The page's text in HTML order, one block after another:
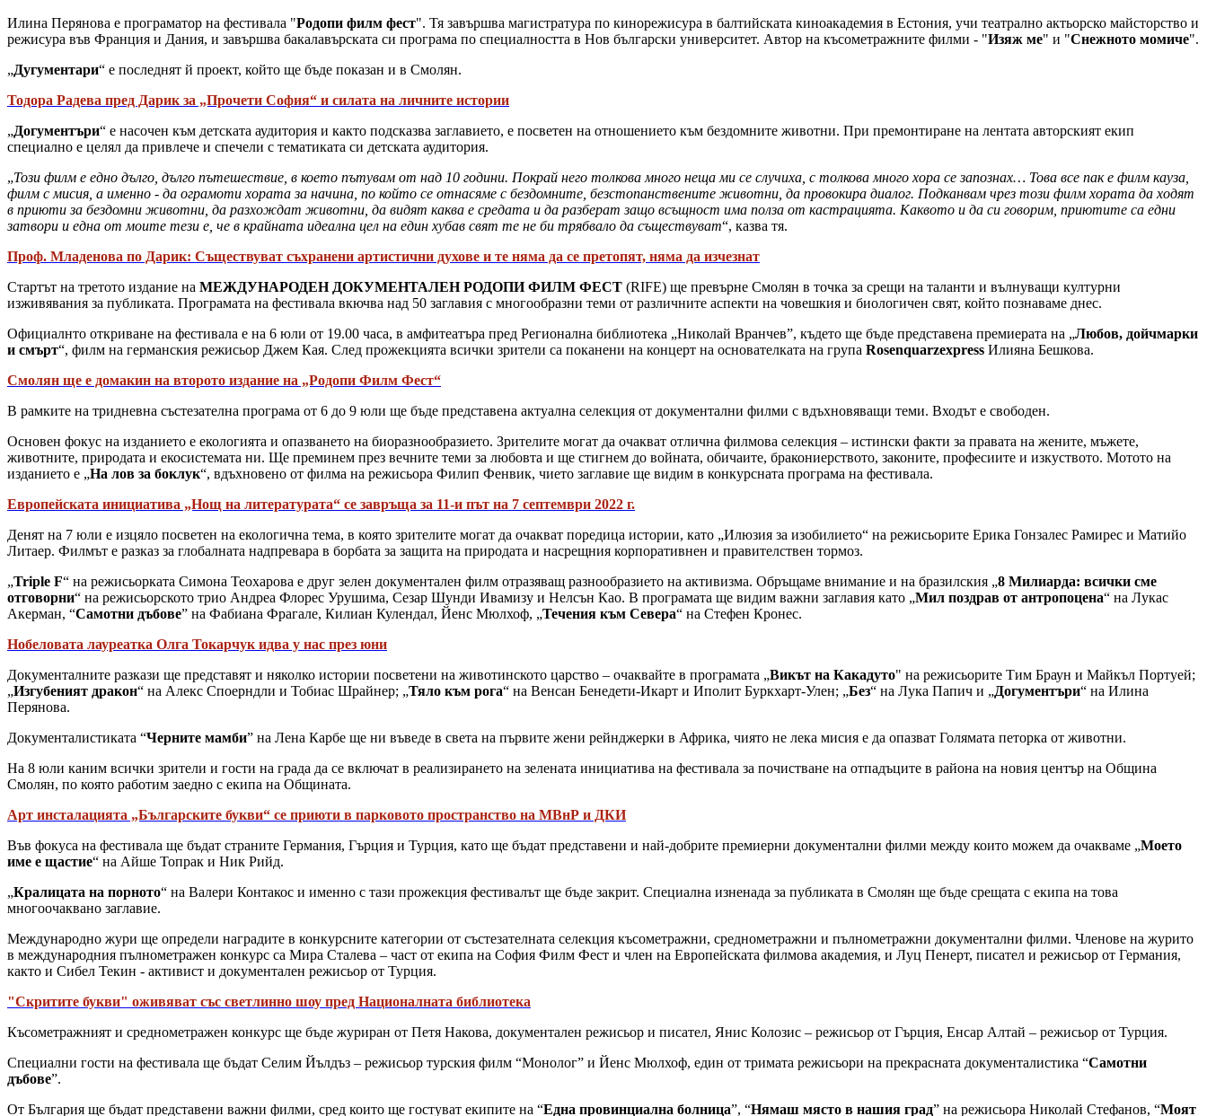
Илина Перянова е програматор на фестивала "Родопи филм фест". Тя завършва магистратура по кинорежисура в балтийската киноакадемия в Естония, учи театрално актьорско майсторство и
режисура във Франция и Дания, и завършва бакалавърската си програма по специалността в Нов български университет. Автор на късометражните филми - "Изяж ме" и "Снежното момиче".
„Дугументари“ е последнят й проект, който ще бъде показан и в Смолян.
Тодора Радева пред Дарик за „Прочети София“ и силата на личните истории
„Догументъри“ е насочен към детската аудитория и както подсказва заглавието, е посветен на отношението към бездомните животни. При премонтиране на лентата авторският екип
специално е целял да привлече и спечели с тематиката си детската аудитория.
„Този филм е едно дълго, дълго пътешествие, в което пътувам от над 10 години. Покрай него толкова много неща ми се случиха, с толкова много хора се запознах… Това все пак е филм кауза,
филм с мисия, а именно - да ограмоти хората за начина, по който се отнасяме с бездомните, безстопанствените животни, да провокира диалог. Подканвам чрез този филм хората да ходят
в приюти за бездомни животни, да разхождат животни, да видят каква е средата и да разберат защо всъщност има полза от кастрацията. Каквото и да си говорим, приютите са едни
затвори и една от моите тези е, че в крайната идеална цел на един хубав свят те не би трябвало да съществуват“, казва тя.
Проф. Младенова по Дарик: Съществуват съхранени артистични духове и те няма да се претопят, няма да изчезнат
Стартът на третото издание на МЕЖДУНАРОДЕН ДОКУМЕНТАЛЕН РОДОПИ ФИЛМ ФЕСТ (RIFE) ще превърне Смолян в точка за срещи на таланти и вълнуващи културни
изживявания за публиката. Програмата на фестивала вкючва над 50 заглавия с многообразни теми от различните аспекти на човешкия и биологичен свят, който познаваме днес.
Официалнто откриване на фестивала е на 6 юли от 19.00 часа, в амфитеатъра пред Регионална библиотека „Николай Вранчев”, където ще бъде представена премиерата на „Любов, дойчмарки
и смърт“, филм на германския режисьор Джем Кая. След прожекцията всички зрители са поканени на концерт на основателката на група Rosenquarzexpress Илияна Бешкова.
Смолян ще е домакин на второто издание на „Родопи Филм Фест“
В рамките на тридневна състезателна програма от 6 до 9 юли ще бъде представена актуална селекция от документални филми с вдъхновяващи теми. Входът е свободен.
Основен фокус на изданието е екологията и опазването на биоразнообразието. Зрителите могат да очакват отлична филмова селекция – истински факти за правата на жените, мъжете,
животните, природата и екосистемата ни. Ще преминем през вечните теми за любовта и ще стигнем до войната, обичаите, бракониерството, законите, професиите и изкуството. Мотото на
изданието е „На лов за боклук“, вдъхновено от филма на режисьорa Филип Фенвик, чието заглавие ще видим в конкурсната програма на фестивала.
Европейската инициатива „Нощ на литературата“ се завръща за 11-и път на 7 септември 2022 г.
Денят на 7 юли е изцяло посветен на екологична тема, в която зрителите могат да очакват поредица истории, като „Илюзия за изобилието“ на режисьорите Ерика Гонзалес Рамирес и Матийо
Литаер. Филмът е разказ за глобалната надпревара в борбата за защита на природата и насрещния корпоративнен и правителствен тормоз.
„Triple F“ на режисьорката Симона Теохарова е друг зелен документален филм отразяващ разнообразието на активизма. Обръщаме внимание и на бразилския „8 Милиарда: всички сме
отговорни“ на режисьорското трио Андреа Флорес Урушима, Сезар Шунди Ивамизу и Нелсън Као. В програмата ще видим важни заглавия като „Мил поздрав от антропоцена“ на Лукас
Акерман, “Самотни дъбове” на Фабиана Фрагале, Килиан Кулендал, Йенс Мюлхоф, „Течения към Севера“ на Стефен Кронес.
Нобеловата лауреатка Олга Токарчук идва у нас през юни
Документалните разкази ще представят и няколко истории посветени на животинското царство – очаквайте в програмата „Викът на Какадуто" на режисьорите Тим Браун и Майкъл Портуей;
„Изгубеният дракон“ на Алекс Споерндли и Тобиас Шрайнер; „Тяло към рога“ на Венсан Бенедети-Икарт и Иполит Буркхарт-Улен; „Без“ на Лука Папич и „Догументъри“ на Илина
Перянова.
Документалистиката “Черните мамби” на Лена Карбе ще ни въведе в света на първите жени рейнджерки в Африка, чиято не лека мисия е да опазват Голямата петорка от животни.
На 8 юли каним всички зрители и гости на града да се включат в реализирането на зелената инициатива на фестивала за почистване на отпадъците в района на новия център на Община
Смолян, по която работим заедно с екипа на Общината.
Арт инсталацията „Българските букви“ се приюти в парковото пространство на МВнР и ДКИ
Във фокуса на фестивала ще бъдат страните Германия, Гърция и Турция, като ще бъдат представени и най-добрите премиерни документални филми между които можем да очакваме „Моето
име е щастие“ на Айше Топрак и Ник Рийд.
„Кралицата на порното“ на Валери Контакос и именно с тази прожекция фестивалът ще бъде закрит. Специална изненада за публиката в Смолян ще бъде срещата с екипа на това
многоочаквано заглавие.
Международно жури ще определи наградите в конкурсните категории от състезателната селекция късометражни, среднометражни и пълнометражни документални филми. Членове на журито
в международния пълнометражен конкурс са Мира Сталева – част от екипа на София Филм Фест и член на Европейската филмова академия, и Луц Пенерт, писател и режисьор от Германия,
както и Сибел Текин - активист и документален режисьор от Турция.
"Скритите букви" оживяват със светлинно шоу пред Националната библиотека
Късометражният и среднометражен конкурс ще бъде журиран от Петя Накова, документален режисьор и писател, Янис Колозис – режисьор от Гърция, Енсар Алтай – режисьор от Турция.
Специални гости на фестивала ще бъдат Селим Йълдъз – режисьор турския филм “Монолог” и Йенс Мюлхоф, един от тримата режисьори на прекрасната документалистика “Самотни
дъбове”.
От България ще бъдат представени важни филми, сред които ще гостуват екипите на “Една провинциална болница”, “Нямаш място в нашия град” на режисьора Николай Стефанов, “Моят